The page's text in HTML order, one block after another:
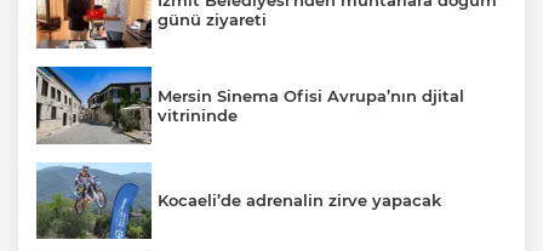
günü ziyareti
Mersin Sinema Ofisi Avrupa’nın djital
vitrininde
Kocaeli’de adrenalin zirve yapacak